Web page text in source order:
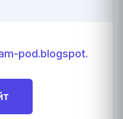
pod.blogspot.